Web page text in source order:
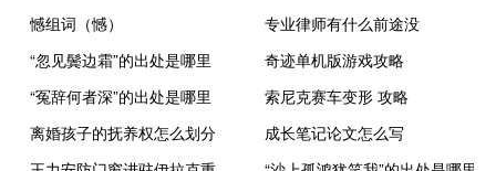
憾组词（憾）
专业律师有什么前途没
“忽见鬓边霜”的出处是哪里
奇迹单机版游戏攻略
“冤辞何者深”的出处是哪里
索尼克赛车变形 攻略
离婚孩子的抚养权怎么划分
成长笔记论文怎么写